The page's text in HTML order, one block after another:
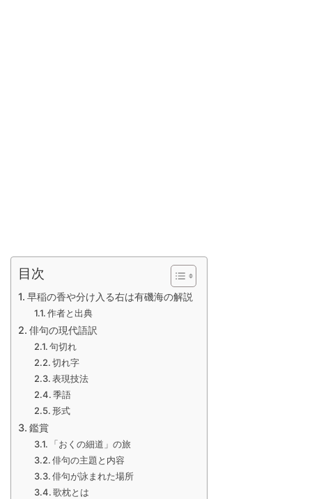
目次
早稲の香や分け入る右は有磯海の解説
作者と出典
俳句の現代語訳
句切れ
切れ字
表現技法
季語
形式
鑑賞
「おくの細道」の旅
俳句の主題と内容
俳句が詠まれた場所
歌枕とは